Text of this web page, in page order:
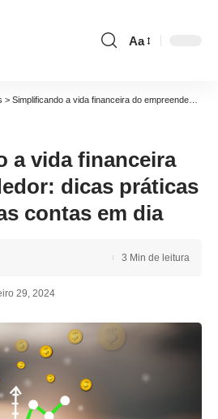
Font
Aa
> Simplificando a vida financeira do empreendedor: dicas práticas para manter as contas em dia
a vida financeira
dicas práticas
contas em dia
29, 2024
3 Min de leitura